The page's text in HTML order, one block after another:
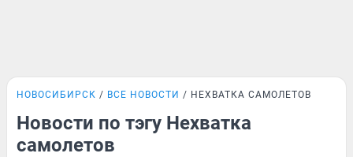
НОВОСИБИРСК ВСЕ НОВОСТИ НЕХВАТКА САМОЛЕТОВ
Новости по тэгу Нехватка
самолетов